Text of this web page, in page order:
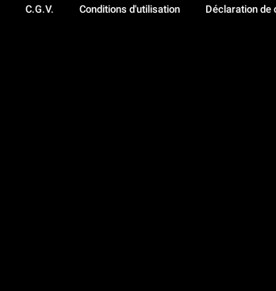
C.G.V. Conditions d'utilisation Déclaration de